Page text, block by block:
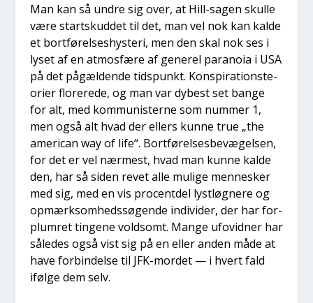
Man kan så undre sig over, at Hill-sagen skul­le
være start­skud­det til det, man vel nok kan kal­de
et bort­fø­rel­ses­hyste­ri, men den skal nok ses i
lyset af en atmos­fæ­re af gene­rel para­noia i USA
på det pågæl­den­de tids­punkt. Kon­spira­tions­te­
o­ri­er flo­re­re­de, og man var dybest set ban­ge
for alt, med kom­mu­ni­ster­ne som num­mer 1,
men også alt hvad der ellers kun­ne true „the
ame­ri­can way of life“. Bort­fø­rel­ses­be­væ­gel­sen,
for det er vel nær­mest, hvad man kun­ne kal­de
den, har så siden revet alle muli­ge men­ne­sker
med sig, med en vis pro­cent­del lyst­løg­ne­re og
opmærk­som­heds­sø­gen­de indi­vi­der, der har for­
plum­ret tin­ge­ne vold­somt. Man­ge ufovid­ner har
såle­des også vist sig på en eller anden måde at
have for­bin­del­se til JFK-mor­det — i hvert fald
iføl­ge dem selv.